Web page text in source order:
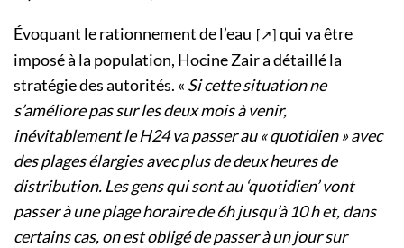
Évoquant le rationnement de l’eau
qui va être
imposé à la population, Hocine Zair a détaillé la
stratégie des autorités. « Si cette situation ne
s’améliore pas sur les deux mois à venir,
inévitablement le H24 va passer au « quotidien » avec
des plages élargies avec plus de deux heures de
distribution. Les gens qui sont au ‘quotidien’ vont
passer à une plage horaire de 6h jusqu’à 10 h et, dans
certains cas, on est obligé de passer à un jour sur